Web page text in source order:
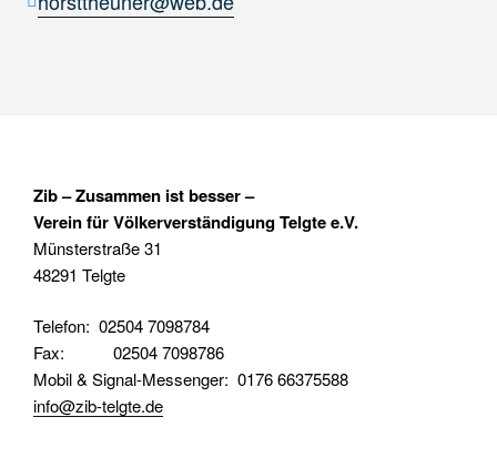
Zib – Zusammen ist besser –
Verein für Völkerverständigung Telgte e.V.
Münsterstraße 31
48291 Telgte
Telefon: 02504 7098784
Fax: 02504 7098786
Mobil & Signal-Messenger: 0176 66375588
info@zib-telgte.de